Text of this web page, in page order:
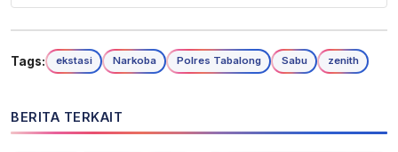
Tags: ekstasi Narkoba Polres Tabalong Sabu zenith
BERITA TERKAIT